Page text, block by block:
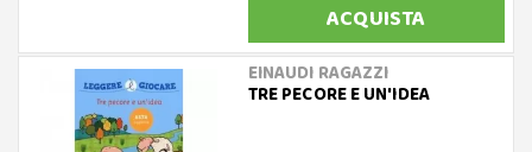
ACQUISTA
EINAUDI RAGAZZI
TRE PECORE E UN'IDEA